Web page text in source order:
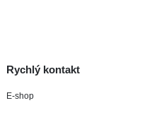
Rychlý kontakt
E-shop